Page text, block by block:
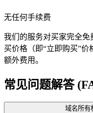
无任何手续费
我们的服务对买家完全
买价格（即“立即购买”
额外费用。
常见问题解答
域名所有